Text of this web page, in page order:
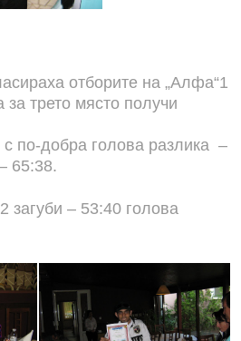
отборите на „Алфа“1
трето място получи
по-добра голова разлика –
65:38.
загуби – 53:40 голова